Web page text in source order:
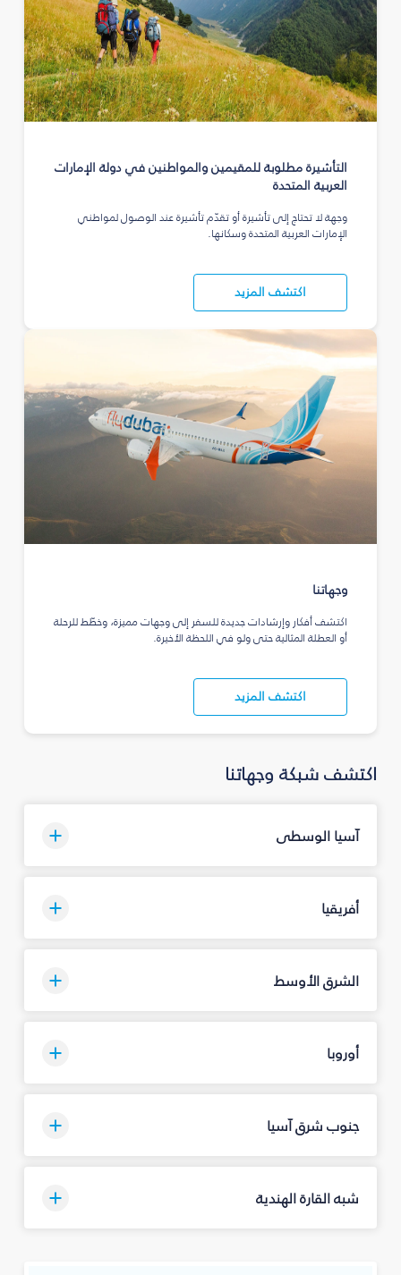
التأشيرة مطلوبة للمقيمين والمواطنين في دولة الإمارات
العربية المتحدة
وجهة لا تحتاج إلى تأشيرة أو تقدّم تأشيرة عند الوصول لمواطني
الإمارات العربية المتحدة وسكانها.
اكتشف المزيد
وجهاتنا
اكتشف أفكار وإرشادات جديدة للسفر إلى وجهات مميزة، وخطّط للرحلة
أو العطلة المثالية حتى ولو في اللحظة الأخيرة.
اكتشف المزيد
اكتشف شبكة وجهاتنا
آسيا الوسطى
أفريقيا
الشرق الأوسط
أوروبا
جنوب شرق آسيا
شبه القارة الهندية